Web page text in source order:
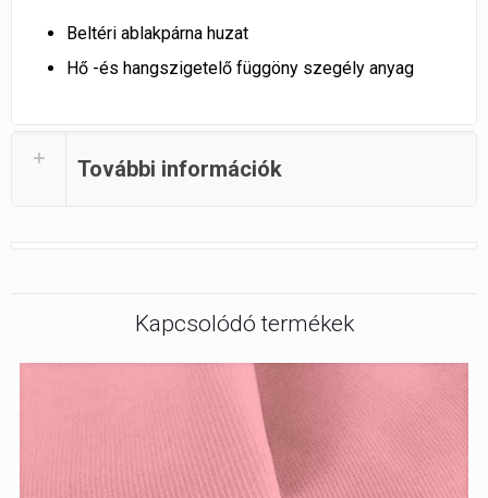
Beltéri ablakpárna huzat
Hő -és hangszigetelő függöny szegély anyag
További információk
Kapcsolódó termékek